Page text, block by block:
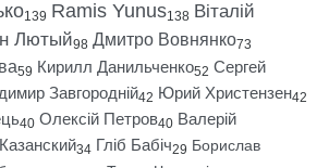
139 Ramis Yunus138 Віталій
Лютый98 Дмитро Вовнянко73
59 Кирилл Данильченко52 Сергей
Завгородній42 Юрий Христензен42
40 Олексій Петров40 Валерій
34 Гліб Бабіч29 Борислав